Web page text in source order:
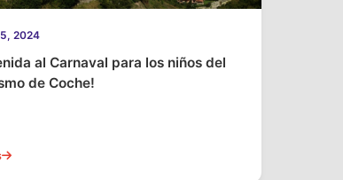
2024
al Carnaval para los niños del
de Coche!